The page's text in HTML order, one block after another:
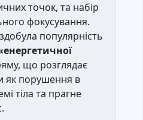
точок, та набір
фокусування.
популярність
що розглядає
як порушення в
тіла та прагне